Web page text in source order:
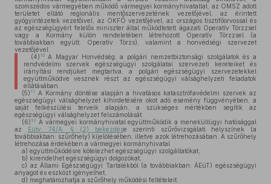
szomszédos vármegyében működő vármegyei kormányhivatallal, az OMSZ adott
területet ellátó regionális mentőszervezetének vezetőjével, az érintett
gyógyintézetek vezetőivel, az OKFŐ vezetőjével, az országos tisztifőorvossal és
az egészségügyért felelős miniszter által működtetett ágazati Operatív Törzzsel
vagy a Kormány külön rendeletében létrehozott Operatív Törzzsel (a
továbbiakban együtt: Operatív Törzs), valamint a honvédségi szervezet
vezetőjével.
(4) 10A Magyar Honvédség, a polgári nemzetbiztonsági szolgálatok és a
rendvédelmi szervek egészségügyi szolgálatai szervezeti kereteiket és
irányítási rendjüket megtartva, a polgári egészségügyi szervezetekkel
együttműködve vesznek részt az egészségügyi válsághelyzeti feladatok
ellátásában.
(5) 11
A Kormány döntése alapján a hivatásos katasztrófavédelmi szervek az
egészségügyi válsághelyzet kihirdetésére okot adó esemény függvényében, a
saját felkészülési terveik alapján, a szükséges mértékben segítik az
egészségügyi válsághelyzet felszámolását.
(6) 12 A vármegyei kormányhivatal együttműködik a menekültügyi hatósággal
az
Eütv. 74/A. § (2) bekezdése szerinti szűrővizsgálati helyszínek (a
továbbiakban: szűrőhely) kijelölésében, illetve azok létrehozásában. A szűrőhely
létrehozása érdekében a vármegyei kormányhivatal
a) együttműködésre kötelezhet egészségügyi szolgáltatókat,
b) kirendelhet egészségügyi dolgozókat,
c) az Állami Egészségügyi Tartalékból (a továbbiakban: ÁEüT) egészségügyi
anyagot és eszközt igényelhet,
d) meghatározhatja a szűrőhely működési feltételeit.